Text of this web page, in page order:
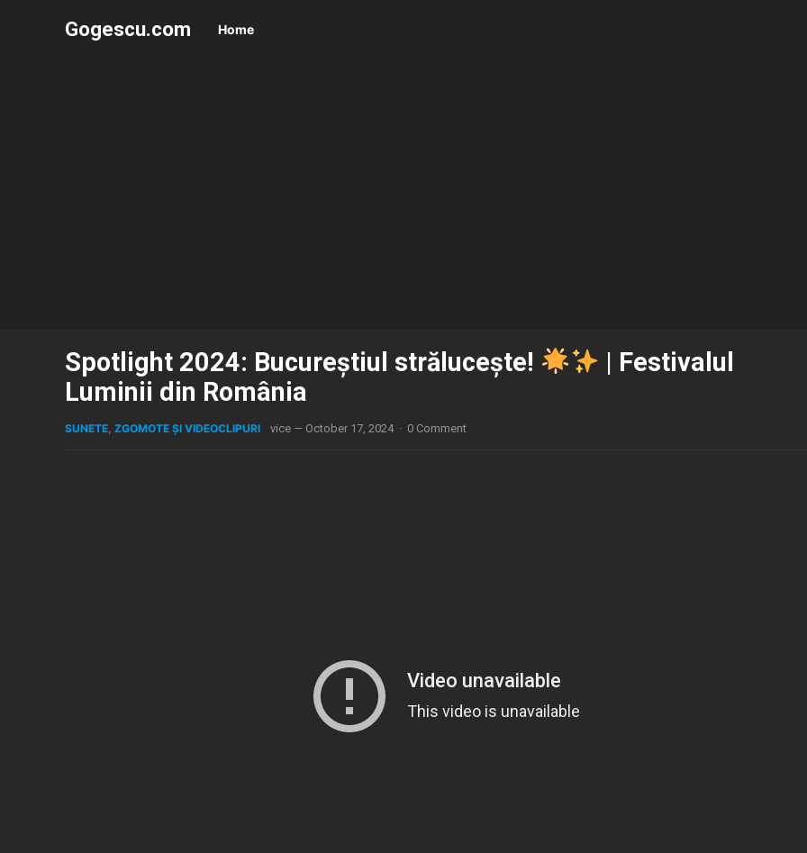
Gogescu.com Home
Spotlight 2024: Bucureștiul strălucește!
| Festivalul
Luminii din România
SUNETE, ZGOMOTE ȘI VIDEOCLIPURI vice — October 17, 2024 · 0 Comment